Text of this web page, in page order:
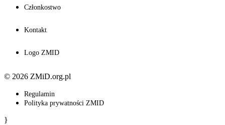
Członkostwo
Kontakt
Logo ZMID
© 2026 ZMiD.org.pl
Regulamin
Polityka prywatności ZMID
}